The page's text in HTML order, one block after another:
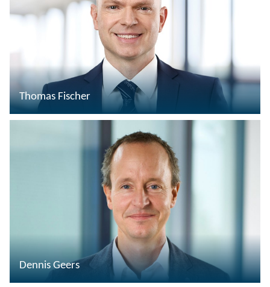
Thomas Fischer
Dennis Geers